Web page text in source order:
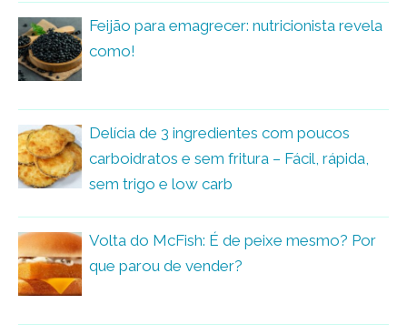
Feijão para emagrecer: nutricionista revela
como!
Delícia de 3 ingredientes com poucos
carboidratos e sem fritura – Fácil, rápida,
sem trigo e low carb
Volta do McFish: É de peixe mesmo? Por
que parou de vender?